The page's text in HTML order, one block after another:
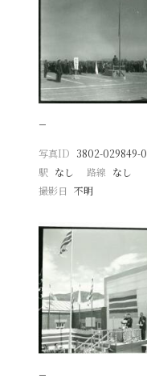
−
写真ID 3802-029849-0
駅 なし 路線 なし
撮影日
不明
−